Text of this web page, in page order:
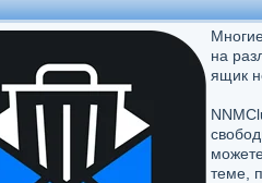
на
ящик
теме,